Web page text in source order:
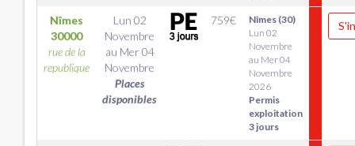
Nîmes
30000
rue de la
republique
Lun 02
Novembre
au Mer 04
Novembre
Places
disponibles
759€
Nîmes (30)
Lun 02
Novembre
au Mer 04
Novembre
2026
Permis
exploitation
3 jours